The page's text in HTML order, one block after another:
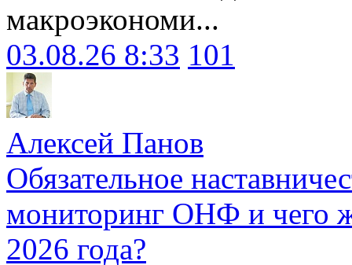
макроэкономи...
03.08.26 8:33 101
Алексей Панов
Обязательное
мониторинг ОНФ и чего
2026 года?